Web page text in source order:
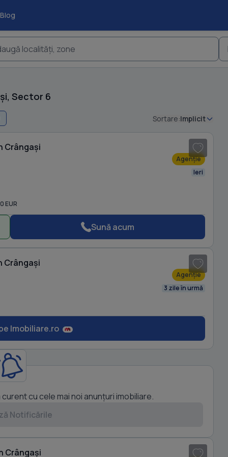
Blog
localități, zone
Sector 6
Sortare:Implicit
1
/ 9
Crângași
Agenție
Ieri
EUR
Sună acum
Crângași
Agenție
3 zile în urmă
Imobiliare.ro
cu cele mai noi anunțuri imobiliare.
Notificările
Crângași